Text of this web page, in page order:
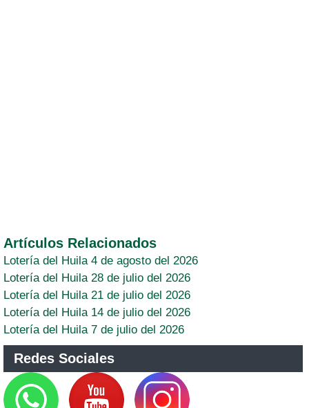
Artículos Relacionados
Lotería del Huila 4 de agosto del 2026
Lotería del Huila 28 de julio del 2026
Lotería del Huila 21 de julio del 2026
Lotería del Huila 14 de julio del 2026
Lotería del Huila 7 de julio del 2026
Redes Sociales